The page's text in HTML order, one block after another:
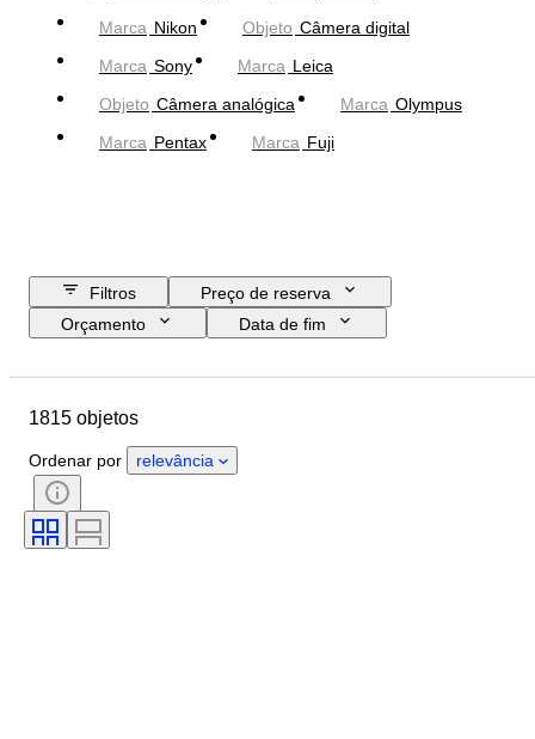
Marca Nikon Objeto Câmera digital
Marca Sony Marca Leica
Objeto Câmera analógica Marca Olympus
Marca Pentax Marca Fuji
Filtros
Preço de reserva
Orçamento
Data de fim
Estado
Técnica
Idioma
Cor
Montagem da lente
Tipo de microscópio
1815 objetos
Ordenar por relevância